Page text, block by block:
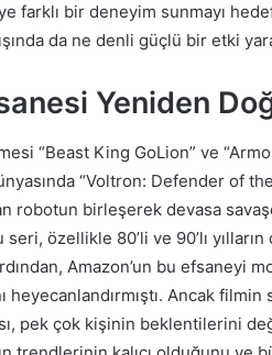
farklı bir deneyim sunmayı
da ne denli güçlü bir etki
Yeniden
“Beast King GoLion” ve
“Voltron: Defender of
robotun birleşerek devasa
seri, özellikle 80’li ve 90’lı
Amazon’un bu efsaneyi
heyecanlandırmıştı. Ancak
pek çok kişinin beklentilerini